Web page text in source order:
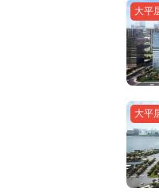
大平
大平